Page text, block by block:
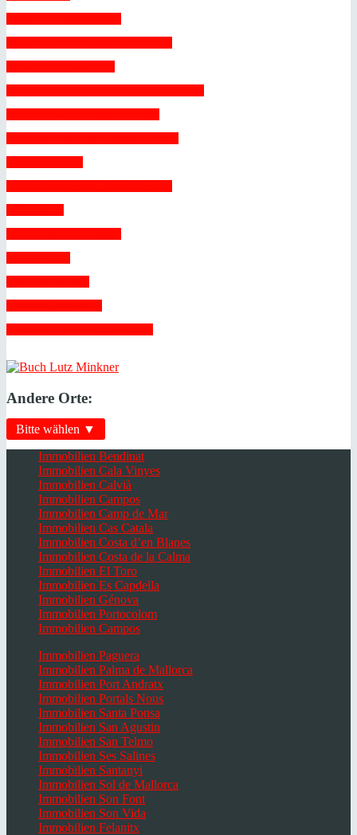
Andere Orte:
Bitte wählen ▼
Immobilien Bendinat
Immobilien Cala Vinyes
Immobilien Calvià
Immobilien Campos
Immobilien Camp de Mar
Immobilien Cas Catala
Immobilien Costa d’en Blanes
Immobilien Costa de la Calma
Immobilien El Toro
Immobilien Es Capdella
Immobilien Génova
Immobilien Portocolom
Immobilien Campos
Immobilien Paguera
Immobilien Palma de Mallorca
Immobilien Port Andratx
Immobilien Portals Nous
Immobilien Santa Ponsa
Immobilien San Agustin
Immobilien San Telmo
Immobilien Ses Salines
Immobilien Santanyi
Immobilien Sol de Mallorca
Immobilien Son Font
Immobilien Son Vida
Immobilien Felanitx